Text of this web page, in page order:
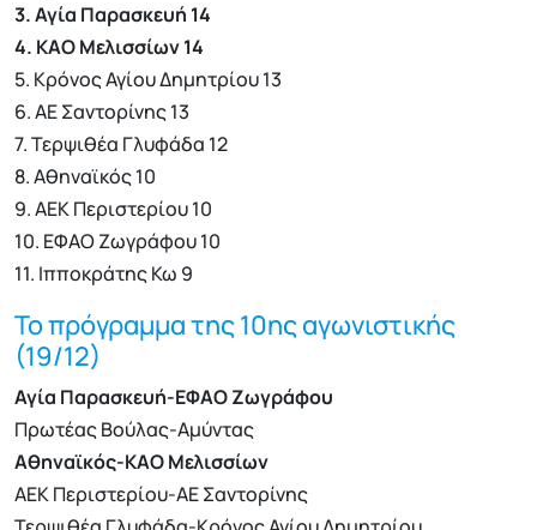
3. Αγία Παρασκευή 14
4. ΚΑΟ Μελισσίων 14
5. Κρόνος Αγίου Δημητρίου 13
6. ΑΕ Σαντορίνης 13
7. Τερψιθέα Γλυφάδα 12
8. Αθηναϊκός 10
9. ΑΕΚ Περιστερίου 10
10. ΕΦΑΟ Ζωγράφου 10
11. Ιπποκράτης Κω 9
Το πρόγραμμα της 10ης αγωνιστικής
(19/12)
Αγία Παρασκευή-ΕΦΑΟ Ζωγράφου
Πρωτέας Βούλας-Αμύντας
Αθηναϊκός-ΚΑΟ Μελισσίων
ΑΕΚ Περιστερίου-ΑΕ Σαντορίνης